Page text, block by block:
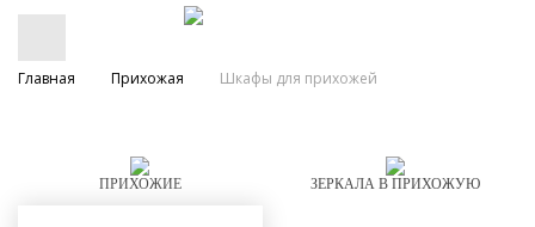
Главная Прихожая Шкафы для прихожей
ПРИХОЖИЕ ЗЕРКАЛА В ПРИХОЖУЮ